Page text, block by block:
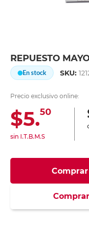
REPUESTO
En stock SKU:
Precio exclusivo online:
$5.50
sin I.T.B.M.S